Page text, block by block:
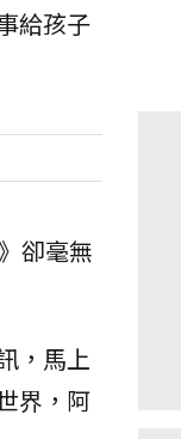
給孩子
卻毫無
，馬上
界，阿